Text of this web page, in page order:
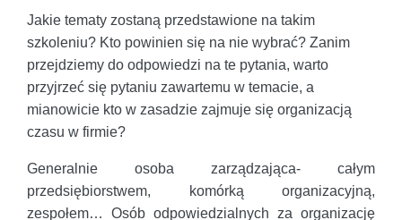
Jakie tematy zostaną przedstawione na takim
szkoleniu? Kto powinien się na nie wybrać? Zanim
przejdziemy do odpowiedzi na te pytania, warto
przyjrzeć się pytaniu zawartemu w temacie, a
mianowicie kto w zasadzie zajmuje się organizacją
czasu w firmie?
Generalnie osoba zarządzająca- całym
przedsiębiorstwem, komórką organizacyjną,
zespołem… Osób odpowiedzialnych za organizację